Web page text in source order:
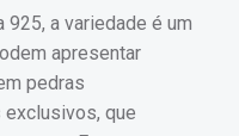
925, a variedade é um
apresentar
pedras
que